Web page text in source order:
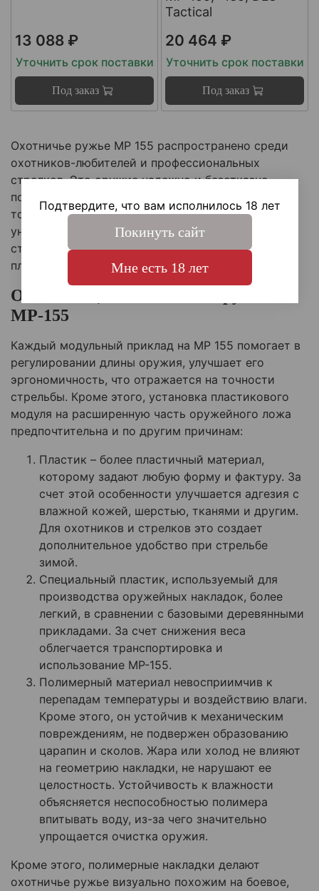
13 088 ₽
Уточнить срок поставки
Под заказ
Tactical
20 464 ₽
Уточнить срок поставки
Под заказ
Охотничье ружье МР 155 распространено среди
охотников-любителей и профессиональных
стрелков. Это оружие надежно и безотказно,
позволяет долгие годы стрелять с высокой
точностью по целям. Оно эффективно в
универсальной комплектации. Однако многие
стрелки модернизируют ружье, используя
пластиковые приклады.
Оптимизация охотничьего ружья
МР-155
Каждый модульный приклад на МР 155 помогает в
регулировании длины оружия, улучшает его
эргономичность, что отражается на точности
стрельбы. Кроме этого, установка пластикового
модуля на расширенную часть оружейного ложа
предпочтительна и по другим причинам:
Пластик – более пластичный материал,
которому задают любую форму и фактуру. За
счет этой особенности улучшается адгезия с
влажной кожей, шерстью, тканями и другим.
Для охотников и стрелков это создает
дополнительное удобство при стрельбе
зимой.
Специальный пластик, используемый для
производства оружейных накладок, более
легкий, в сравнении с базовыми деревянными
прикладами. За счет снижения веса
облегчается транспортировка и
использование МР-155.
Полимерный материал невосприимчив к
перепадам температуры и воздействию влаги.
Кроме этого, он устойчив к механическим
повреждениям, не подвержен образованию
царапин и сколов. Жара или холод не влияют
на геометрию накладки, не нарушают ее
целостность. Устойчивость к влажности
объясняется неспособностью полимера
впитывать воду, из-за чего значительно
упрощается очистка оружия.
Кроме этого, полимерные накладки делают
охотничье ружье визуально похожим на боевое,
Подтвердите, что вам исполнилось 18 лет
Покинуть сайт
Мне есть 18 лет